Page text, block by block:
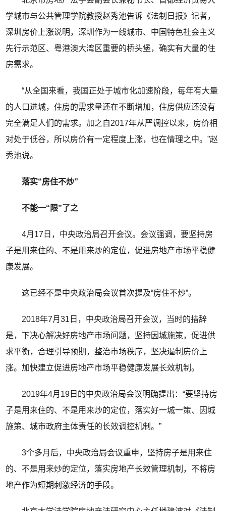
学城市与公共管理学院教授赵秀池告诉《法制日报》记者，
深圳房价上涨说明，深圳作为一线城市、中国特色社会主义
先行示范区、粤港澳大湾区重要的桥头堡，确实有大量的住
房需求。
“从全国来看，我国正处于城市化加速阶段，每年有大量
的人口进城，住房的需求量还在不断增加，住房供应还没有
完全满足人们的需求。加之自2017年从严调控以来，房价相
对处于低谷，所以房价有一定程度上涨，也在情理之中。”赵
秀池说。
落实“房住不炒”
不能一“限”了之
4月17日，中央政治局召开会议。会议强调，要坚持房
子是用来住的、不是用来炒的定位，促进房地产市场平稳健
康发展。
这已经不是中央政治局会议首次提及“房住不炒”。
2018年7月31日，中央政治局召开会议，当时的措辞
是，下决心解决好房地产市场问题，坚持因城施策，促进供
求平衡，合理引导预期，整治市场秩序，坚决遏制房价上
涨。加快建立促进房地产市场平稳健康发展长效机制。
2019年4月19日的中央政治局会议明确提出：“要坚持房
子是用来住的、不是用来炒的定位，落实好一城一策、因城
施策、城市政府主体责任的长效调控机制。”
3个多月后，中央政治局会议重申，坚持房子是用来住
的、不是用来炒的定位，落实房地产长效管理机制，不将房
地产作为短期刺激经济的手段。